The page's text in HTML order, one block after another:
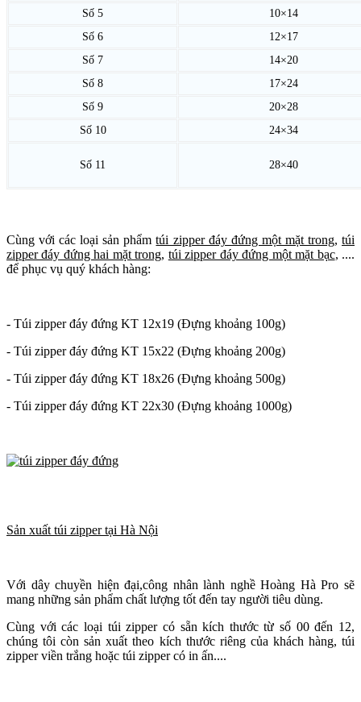
Số 5
10×14
Số 6
12×17
Số 7
14×20
Số 8
17×24
Số 9
20×28
Số 10
24×34
Số 11 28×40
Cùng với các loại sản phẩmtúi zipper đáy đứng một mặt trong,túi
zipper đáy đứng hai mặt trong, túi zipper đáy đứng một mặt bạc, ....
để phục vụ quý khách hàng:
- Túi zipper đáy đứng KT 12x19 (Đựng khoảng 100g)
- Túi zipper đáy đứng KT 15x22 (Đựng khoảng 200g)
- Túi zipper đáy đứng KT 18x26 (Đựng khoảng 500g)
- Túi zipper đáy đứng KT 22x30 (Đựng khoảng 1000g)
Sản xuất túi zipper tại Hà Nội
Với dây chuyền hiện đại,công nhân lành nghề Hoàng Hà Pro sẽ
mang những sản phẩm chất lượng tốt đến tay người tiêu dùng.
Cùng với các loại túi zipper có sẵn kích thước từ số 00 đến 12,
chúng tôi còn sản xuất theo kích thước riêng của khách hàng, túi
zipper viền trắng hoặc túi zipper có in ấn....